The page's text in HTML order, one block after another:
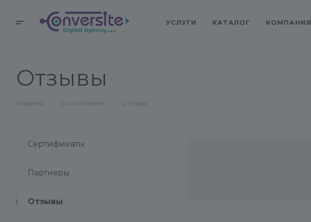
УСЛУГИ КАТАЛОГ КОМПАНИЯ
Отзывы
Главная О компании Отзывы
Сертификаты
Партнеры
Отзывы